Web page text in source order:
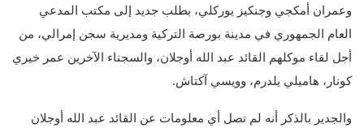
وعمران أمكجي وجنكيز يوركلي، بطلب جديد إلى مكتب المدعي
العام الجمهوري في مدينة بورصة التركية ومديرية سجن إمرالي، من
أجل لقاء موكلهم القائد عبد الله أوجلان، والسجناء الآخرين عمر خيري
كونار، هاميلي يلدرم، وويسي آكتاش.
والجدير بالذكر أنه لم تصل أي معلومات عن القائد عبد الله أوجلان